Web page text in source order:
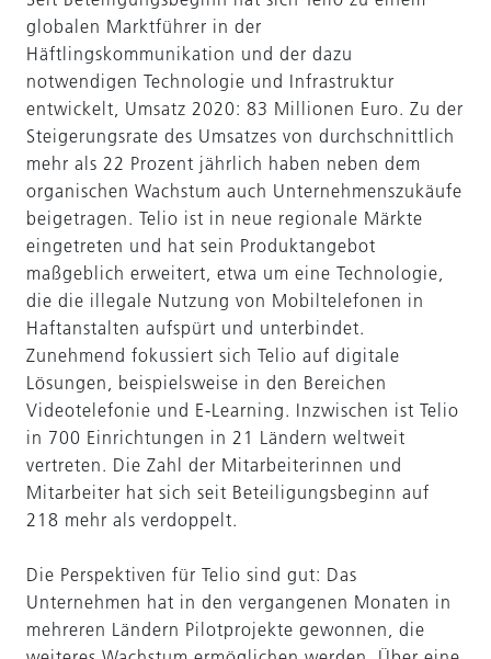
globalen Marktführer in der
Häftlingskommunikation und der dazu
notwendigen Technologie und Infrastruktur
entwickelt, Umsatz 2020: 83 Millionen Euro. Zu der
Steigerungsrate des Umsatzes von durchschnittlich
mehr als 22 Prozent jährlich haben neben dem
organischen Wachstum auch Unternehmenszukäufe
beigetragen. Telio ist in neue regionale Märkte
eingetreten und hat sein Produktangebot
maßgeblich erweitert, etwa um eine Technologie,
die die illegale Nutzung von Mobiltelefonen in
Haftanstalten aufspürt und unterbindet.
Zunehmend fokussiert sich Telio auf digitale
Lösungen, beispielsweise in den Bereichen
Videotelefonie und E-Learning. Inzwischen ist Telio
in 700 Einrichtungen in 21 Ländern weltweit
vertreten. Die Zahl der Mitarbeiterinnen und
Mitarbeiter hat sich seit Beteiligungsbeginn auf
218 mehr als verdoppelt.
Die Perspektiven für Telio sind gut: Das
Unternehmen hat in den vergangenen Monaten in
mehreren Ländern Pilotprojekte gewonnen, die